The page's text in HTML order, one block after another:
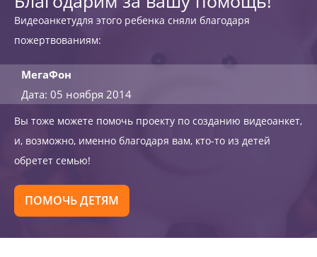
Видеоанкетудля этого ребенка сняли благодаря
пожертвованиям:
МегаФон
Дата: 05 ноября 2014
Вы тоже можете помочь проекту по созданию видеоанкет,
и, возможно, именно благодаря вам, кто-то из детей
обретет семью!
ПОМОЧЬ ДЕТЯМ